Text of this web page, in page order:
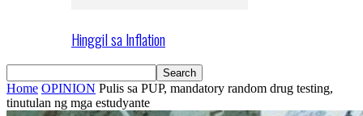
Hinggil sa Inflation
Home OPINION Pulis sa PUP, mandatory random drug testing,
tinutulan ng mga estudyante